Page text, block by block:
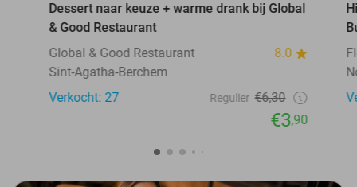
Dessert naar keuze + warme drank bij Global
& Good Restaurant
Global & Good Restaurant
8.0
Sint-Agatha-Berchem
Verkocht: 27
Regulier €6,30
€3,90